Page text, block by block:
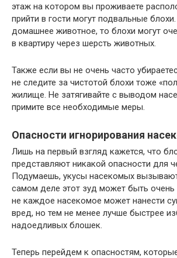
этаж на котором вы проживаете
прийти в гости могут подвальные
домашнее животное, то блохи могут
в квартиру через шерсть животных.
Также если вы не очень часто
не следите за чистотой блохи тоже
жилище. Не затягивайте с выводом
примите все необходимые меры.
Опасности игнорирования
Лишь на первый взгляд кажется, что
представляют никакой опасности для
Подумаешь, укусы насекомых
самом деле этот зуд может быть очень
не каждое насекомое может нанести
вред, но тем не менее лучше быстрее
надоедливых блошек.
Теперь перейдем к опасностям,